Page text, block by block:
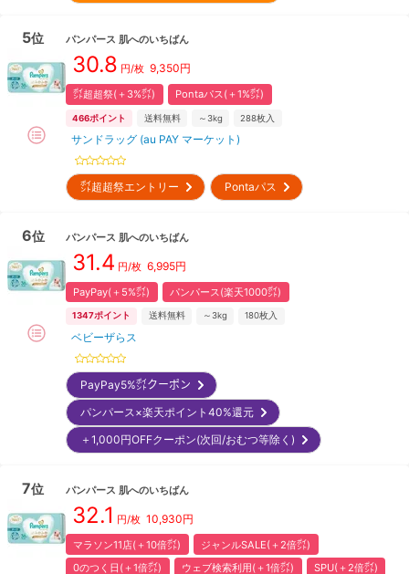
5位 パンパース 肌へのいちばん
30.8 円/枚 9,350円
㌽超超祭(＋3%㌽) Pontaパス(＋1%㌽)
466ポイント 送料無料 ～3kg 288枚入
サンドラッグ (au PAY マーケット)
㌽超超祭エントリー Pontaパス
6位 パンパース 肌へのいちばん
31.4 円/枚 6,995円
PayPay(＋5%㌽) パンパース(楽天1000㌽)
1347ポイント 送料無料 ～3kg 180枚入
ベビーザらス
PayPay5%㌽クーポン
パンパース×楽天ポイント40%還元
＋1,000円OFFクーポン(次回/おむつ等除く)
7位 パンパース 肌へのいちばん
32.1 円/枚 10,930円
マラソン11店(＋10倍㌽)
ジャンルSALE(＋2倍㌽)
0のつく日(＋1倍㌽)
ウェブ検索利用(＋1倍㌽) SPU(＋2倍㌽)